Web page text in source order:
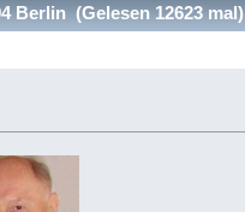
Berlin (Gelesen 12623 mal)